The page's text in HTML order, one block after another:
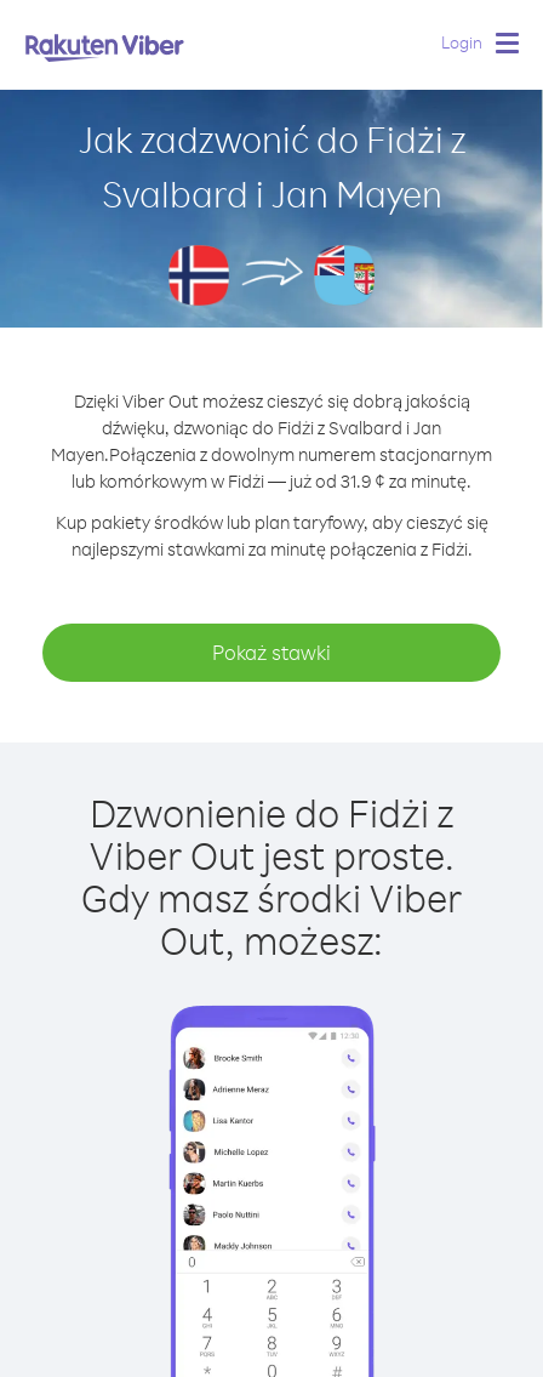
Login
Jak zadzwonić do Fidżi z
Svalbard i Jan Mayen
Dzięki Viber Out możesz cieszyć się dobrą jakością
dźwięku, dzwoniąc do Fidżi z Svalbard i Jan
Mayen.Połączenia z dowolnym numerem stacjonarnym
lub komórkowym w Fidżi — już od 31.9 ¢ za minutę.
Kup pakiety środków lub plan taryfowy, aby cieszyć się
najlepszymi stawkami za minutę połączenia z Fidżi.
Pokaż stawki
Dzwonienie do Fidżi z
Viber Out jest proste.
Gdy masz środki Viber
Out, możesz: